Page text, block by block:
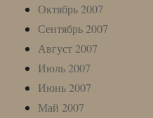
Октябрь 2007
Сентябрь 2007
Август 2007
Июль 2007
Июнь 2007
Май 2007